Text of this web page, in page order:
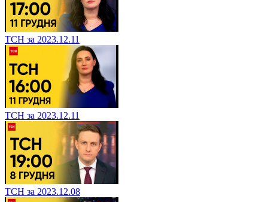
ТСН за 2023.12.11
ТСН за 2023.12.11
ТСН за 2023.12.08